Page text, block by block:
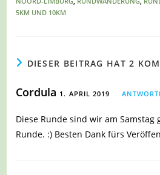
5KM UND 10KM
DIESER BEITRAG HAT 2
Cordula 1. APRIL 2019
Diese Runde sind wir am Samstag
Runde. :) Besten Dank fürs